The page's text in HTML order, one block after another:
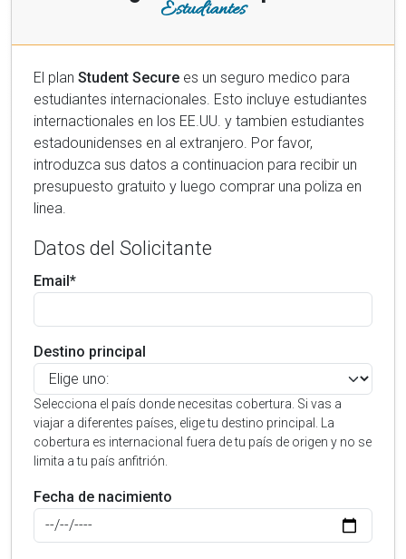
Estudiantes
El plan Student Secure es un seguro medico para
estudiantes internacionales. Esto incluye estudiantes
internactionales en los EE.UU. y tambien estudiantes
estadounidenses en al extranjero. Por favor,
introduzca sus datos a continuacion para recibir un
presupuesto gratuito y luego comprar una poliza en
linea.
Datos del Solicitante
Email*
Destino principal
Selecciona el país donde necesitas cobertura. Si vas a
viajar a diferentes países, elige tu destino principal. La
cobertura es internacional fuera de tu país de origen y no se
limita a tu país anfitrión.
Fecha de nacimiento